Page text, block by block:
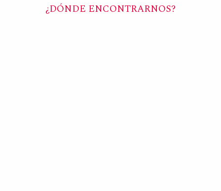
¿DÓNDE ENCONTRARNOS?